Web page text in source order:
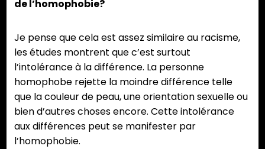
de l’homophobie?
Je pense que cela est assez similaire au racisme,
les études montrent que c’est surtout
l’intolérance à la différence. La personne
homophobe rejette la moindre différence telle
que la couleur de peau, une orientation sexuelle ou
bien d’autres choses encore. Cette intolérance
aux différences peut se manifester par
l’homophobie.